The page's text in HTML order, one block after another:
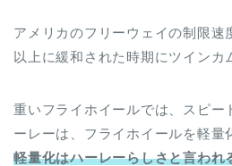
アメリカのフリーウェイの制限速
以上に緩和された時期にツインカ
重いフライホイールでは、スピー
ーレーは、フライホイールを軽量
軽量化はハーレーらしさと言われ